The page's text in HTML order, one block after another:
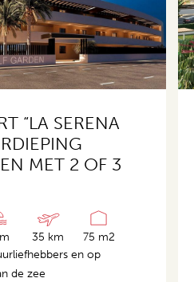
“LA SERENA
MET 2 OF 3
35 km
75 m2
en op
de zee